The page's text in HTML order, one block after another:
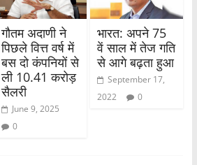
गौतम अदाणी ने
पिछले वित्त वर्ष में
बस दो कंपनियों से
ली 10.41 करोड़
सैलरी
June 9, 2025
0
भारत: अपने 75
वें साल में तेज गति
से आगे बढ़ता हुआ
September 17,
2022
0